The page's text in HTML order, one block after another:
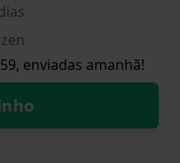
enviadas amanhã!